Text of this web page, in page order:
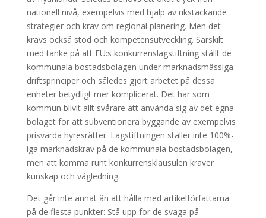
nationell nivå, exempelvis med hjälp av rikstäckande
strategier och krav om regional planering. Men det
krävs också stöd och kompetensutveckling. Särskilt
med tanke på att EU:s konkurrenslagstiftning ställt de
kommunala bostadsbolagen under marknadsmässiga
driftsprinciper och således gjort arbetet på dessa
enheter betydligt mer komplicerat. Det har som
kommun blivit allt svårare att använda sig av det egna
bolaget för att subventionera byggande av exempelvis
prisvärda hyresrätter. Lagstiftningen ställer inte 100%-
iga marknadskrav på de kommunala bostadsbolagen,
men att komma runt konkurrensklausulen kräver
kunskap och vägledning.
Det går inte annat än att hålla med artikelförfattarna
på de flesta punkter: Stå upp för de svaga på